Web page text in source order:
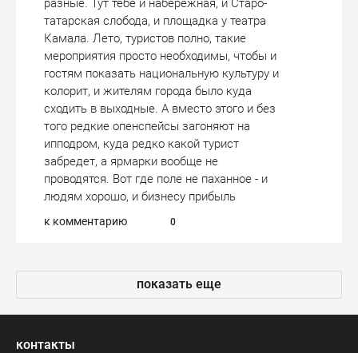
разные. Тут тебе и набережная, и Старо-
татарская слобода, и площадка у театра
Камала. Лето, туристов полно, такие
мероприятия просто необходимы, чтобы и
гостям показать национальную культуру и
колорит, и жителям города было куда
сходить в выходные. А вместо этого и без
того редкие опенспейсы загоняют на
ипподром, куда редко какой турист
забредет, а ярмарки вообще не
проводятся. Вот где поле не паханное - и
людям хорошо, и бизнесу прибыль
к комментарию 0
показать еще
контакты